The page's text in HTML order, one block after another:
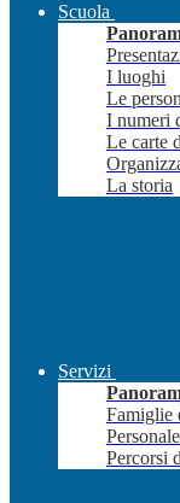
Scuola
I luoghi
Le
I numeri
Le carte
La storia
Servizi
Famiglie
Percorsi